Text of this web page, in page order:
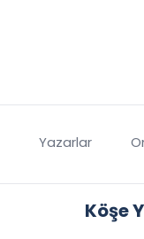
Yazarlar
Köşe